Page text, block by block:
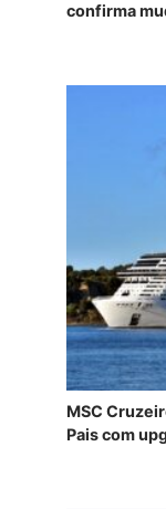
confirma
MSC
Pais com